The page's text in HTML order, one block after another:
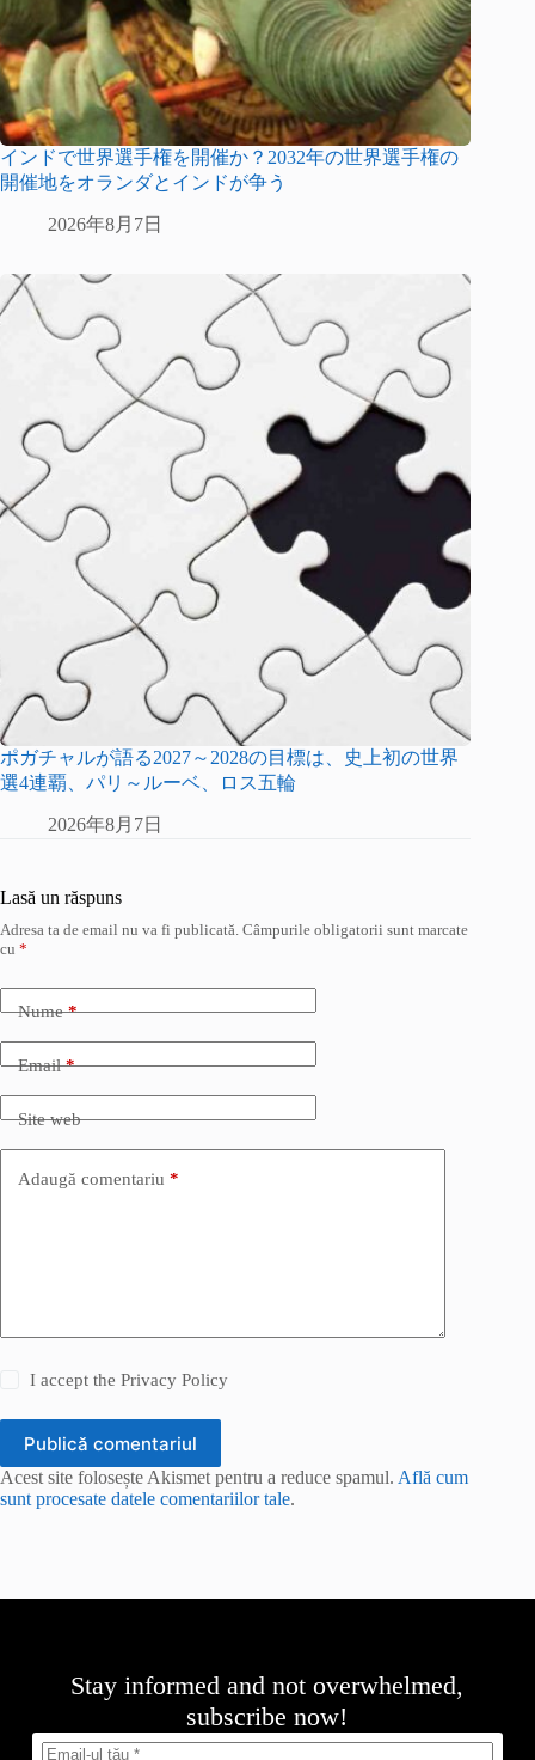
インドで世界選手権を開催か？2032年の世界選手権の
開催地をオランダとインドが争う
2026年8月7日
ポガチャルが語る2027～2028の目標は、史上初の世界
選4連覇、パリ～ルーベ、ロス五輪
2026年8月7日
Lasă un răspuns
Adresa ta de email nu va fi publicată. Câmpurile obligatorii sunt marcate
cu *
Nume*
Email*
Site web
Adaugă comentariu *
I accept thePrivacy Policy
Publică comentariul
Acest site folosește Akismet pentru a reduce spamul. Află cum
sunt procesate datele comentariilor tale.
Stay informed and not overwhelmed,
subscribe now!